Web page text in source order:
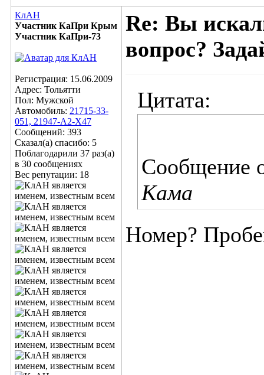
КлАН
Участник КаПри Крым
Участник КаПри-73
Регистрация: 15.06.2009
Адрес: Тольятти
Пол: Мужской
Автомобиль: 21715-33-
051, 21947-А2-Х47
Сообщений: 393
Сказал(а) спасибо: 5
Поблагодарили 37 раз(а)
в 30 сообщениях
Вес репутации: 18
Re: Вы
вопрос?
Цитата:
Сообщение
Кама
Номер?